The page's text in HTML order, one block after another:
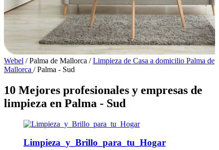
Webel / Palma de Mallorca / Limpieza de Casa a domicilio Palma de
Mallorca / Palma - Sud
10 Mejores profesionales y empresas de
limpieza en Palma - Sud
Limpieza_y_Brillo_para_tu_Hogar